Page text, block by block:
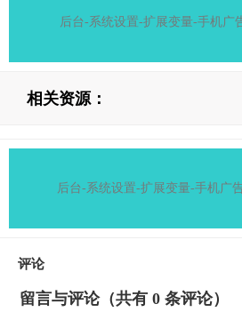
后台-系统设置-扩展变量-手机广
相关资源：
后台-系统设置-扩展变量-手机广
评论
留言与评论（共有 0 条评论）